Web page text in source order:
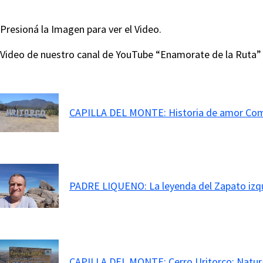
Presioná la Imagen para ver el Video.
Video de nuestro canal de YouTube “Enamorate de la Ruta”
CAPILLA DEL MONTE: Historia de amor
PADRE LIQUENO: La leyenda del Zapato